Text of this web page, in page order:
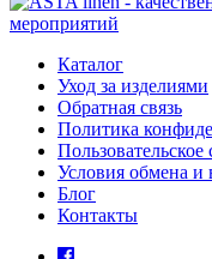
Каталог
Уход за изделиями
Обратная связь
Политика
Пользовательское
Условия обмена и
Блог
Контакты